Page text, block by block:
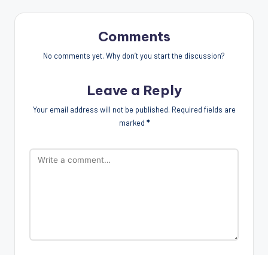
Comments
No comments yet. Why don’t you start the discussion?
Leave a Reply
Your email address will not be published. Required fields are
marked *